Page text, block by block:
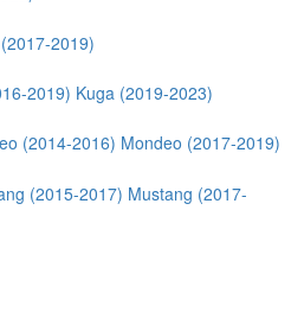
2019)
2019) Kuga (2019-2023)
(2014-2016) Mondeo (2017-2019)
(2015-2017) Mustang (2017-